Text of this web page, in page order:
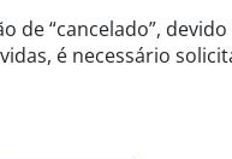
de “cancelado”,
é necessário